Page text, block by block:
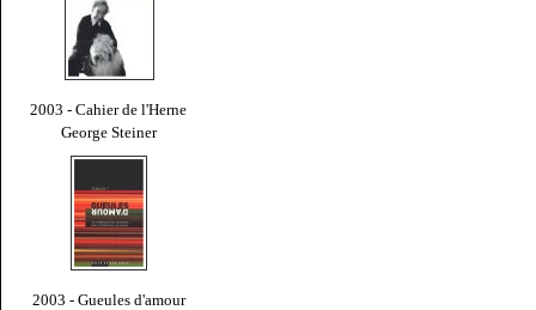
2003 - Cahier de l'Herne
George Steiner
2003 - Gueules d'amour